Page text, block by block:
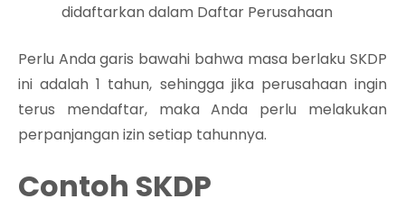
didaftarkan dalam Daftar Perusahaan
Perlu Anda garis bawahi bahwa masa berlaku SKDP
ini adalah 1 tahun, sehingga jika perusahaan ingin
terus mendaftar, maka Anda perlu melakukan
perpanjangan izin setiap tahunnya.
Contoh SKDP